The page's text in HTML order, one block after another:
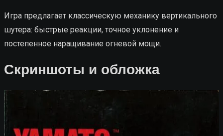
Игра предлагает классическую механику вертикального
шутера: быстрые реакции, точное уклонение и
постепенное наращивание огневой мощи.
Скриншоты и обложка